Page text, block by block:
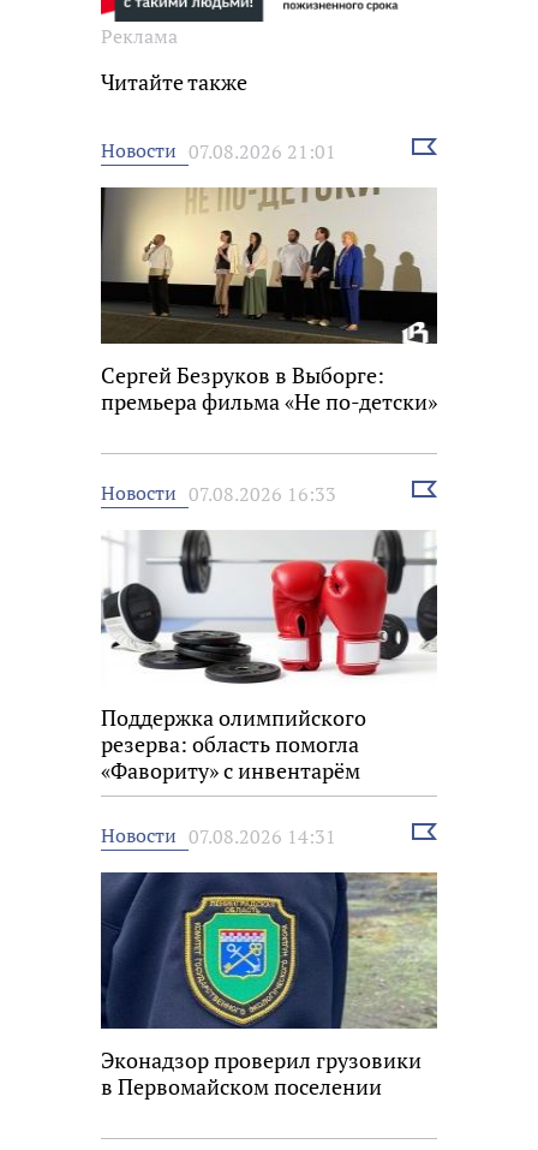
Реклама
Читайте также
Новости 07.08.2026 21:01
Выбрать
Сергей Безруков в Выборге:
премьера фильма «Не по-детски»
Новости 07.08.2026 16:33
Выбрать
Поддержка олимпийского
резерва: область помогла
«Фавориту» с инвентарём
Новости 07.08.2026 14:31
Выбрать
Эконадзор проверил грузовики
в Первомайском поселении